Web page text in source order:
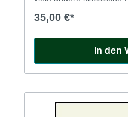
ca. 19,5mm, Reflektor-
35,00 €*
In den